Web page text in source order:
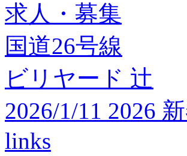
求人・募集
国道26号線
ビリヤード 辻
2026/1/11 2026
links